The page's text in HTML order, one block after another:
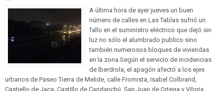
A última hora de ayer jueves un buen
número de calles en Las Tablas sufrió un
fallo en el suministro eléctrico que dejó sin
luz no sólo el alumbrado publico sino
también numerosos bloques de viviendas
en la zona.Según el servicio de incidencias
de Iberdrola, el apagón afectó a los ejes
urbanos de Paseo Tierra de Melide, calle Fromista, Isabel Colbrand,
Castiello de Jaca, Castillo de Candanchú, San Juan de Ortega y Viloria